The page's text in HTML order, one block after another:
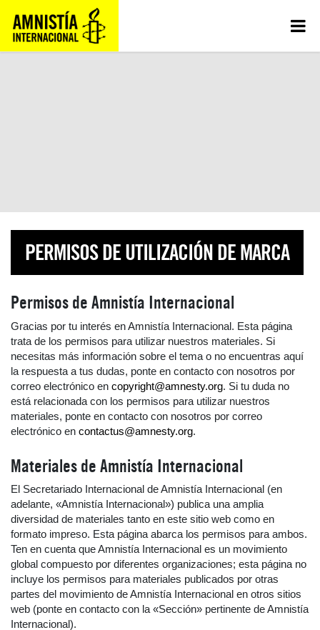
PERMISOS DE UTILIZACIÓN DE MARCA
Permisos de Amnistía Internacional
Gracias por tu interés en Amnistía Internacional. Esta página
trata de los permisos para utilizar nuestros materiales. Si
necesitas más información sobre el tema o no encuentras aquí
la respuesta a tus dudas, ponte en contacto con nosotros por
correo electrónico en copyright@amnesty.org. Si tu duda no
está relacionada con los permisos para utilizar nuestros
materiales, ponte en contacto con nosotros por correo
electrónico en contactus@amnesty.org.
Materiales de Amnistía Internacional
El Secretariado Internacional de Amnistía Internacional (en
adelante, «Amnistía Internacional») publica una amplia
diversidad de materiales tanto en este sitio web como en
formato impreso. Esta página abarca los permisos para ambos.
Ten en cuenta que Amnistía Internacional es un movimiento
global compuesto por diferentes organizaciones; esta página no
incluye los permisos para materiales publicados por otras
partes del movimiento de Amnistía Internacional en otros sitios
web (ponte en contacto con la «Sección» pertinente de Amnistía
Internacional).